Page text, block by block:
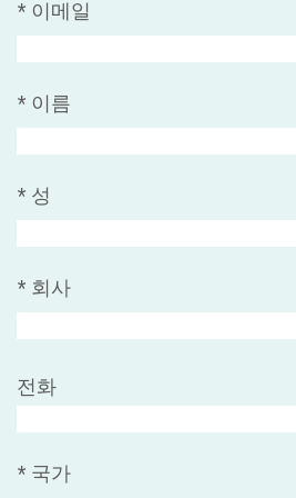
* 이메일
* 이름
* 성
* 회사
전화
* 국가